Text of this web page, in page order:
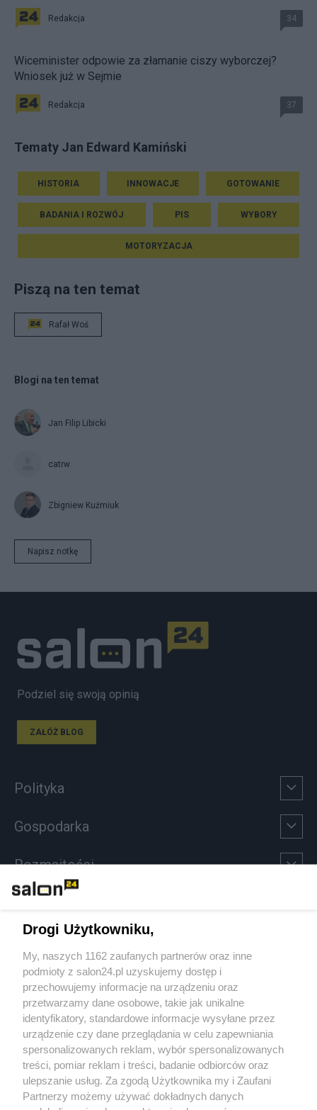
Redakcja 34
Wiceminister odpowie za złamanie ciszy wyborczej?
Wniosek już w Sejmie
Redakcja 37
Tematy Jan Edward Kamiński
HISTORIA INNOWACJE GOTOWANIE
BADANIA I ROZWÓJ PIS WYBORY
MOTORYZACJA
Piszą na ten temat
Rafał Woś
Blogi na ten temat
Jan Filip Libicki
catrw
Zbigniew Kuźmiuk
Napisz notkę
Podziel się swoją opinią
ZAŁÓŻ BLOG
Polityka
Gospodarka
Rozmaitości
Sport
Społeczeństwo
Kultura
X Facebook Instagram Youtube
Drogi Użytkowniku,
My, naszych 1162 zaufanych partnerów oraz inne
podmioty z salon24.pl uzyskujemy dostęp i
przechowujemy informacje na urządzeniu oraz
przetwarzamy dane osobowe, takie jak unikalne
identyfikatory, standardowe informacje wysyłane przez
urządzenie czy dane przeglądania w celu zapewniania
spersonalizowanych reklam, wybór spersonalizowanych
treści, pomiar reklam i treści, badanie odbiorców oraz
ulepszanie usług. Za zgodą Użytkownika my i Zaufani
Partnerzy możemy używać dokładnych danych